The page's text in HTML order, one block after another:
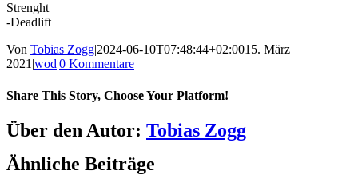
Strenght
-Deadlift
Von Tobias Zogg|2024-06-10T07:48:44+02:0015. März
2021|wod|0 Kommentare
Share This Story, Choose Your Platform!
Facebook
LinkedIn
WhatsApp
Telegram
Tumblr
Pinterest
Vk
Xing
E-
Mail
Über den Autor: Tobias Zogg
Ähnliche Beiträge